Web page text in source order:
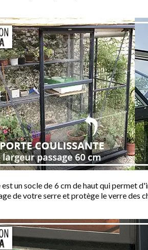
est un socle de 6 cm de haut qui
de votre serre et protège le verre des